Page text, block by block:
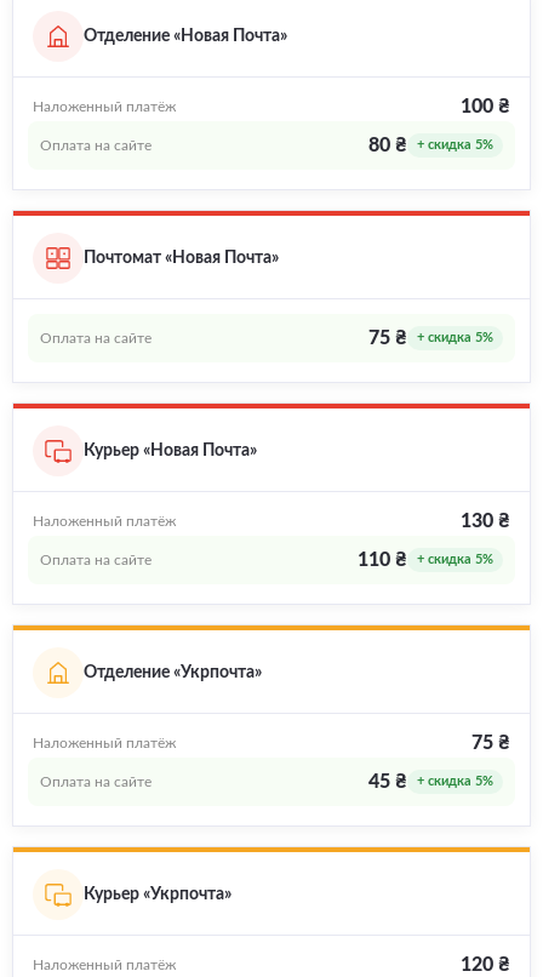
Отделение «Новая Почта»
Наложенный платёж 100 ₴
Оплата на сайте 80 ₴ + скидка 5%
Почтомат «Новая Почта»
Оплата на сайте 75 ₴ + скидка 5%
Курьер «Новая Почта»
Наложенный платёж 130 ₴
Оплата на сайте 110 ₴ + скидка 5%
Отделение «Укрпочта»
Наложенный платёж 75 ₴
Оплата на сайте 45 ₴ + скидка 5%
Курьер «Укрпочта»
Наложенный платёж 120 ₴